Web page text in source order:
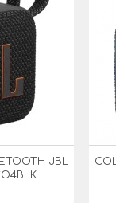
JBL